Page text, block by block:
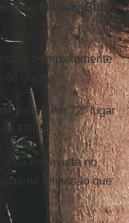
Midway Blitz
completamente
guerra”.
esteja em 72º lugar
FBI.
entrevista no
na televisão que